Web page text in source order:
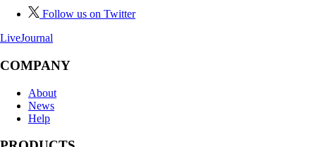
Follow us on Twitter
LiveJournal
COMPANY
About
News
Help